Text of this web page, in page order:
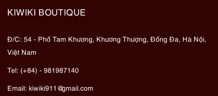
KIWIKI BOUTIQUE
Đ/C: 54 - Phố Tam Khương, Khương Thượng, Đống Đa, Hà Nội,
Việt Nam
Tel: (+84) - 981987140
Email: kiwiki911@gmail.com